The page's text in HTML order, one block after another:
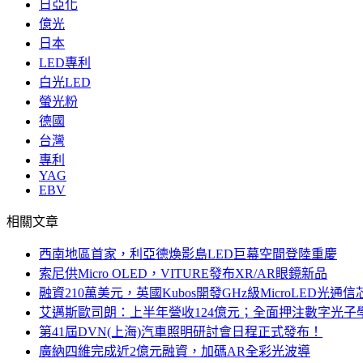
日亞化
億光
日本
LED專利
白光LED
螢光粉
德國
台灣
專利
YAG
EBV
相關文章
西南地區首家，利亞德煥影島LED巨幕空間登陸重慶
索尼供Micro OLED，VITURE發布XR/AR眼鏡新品
融資210萬美元，英國Kubos開發GHz級MicroLED光通信
艾邁斯歐司朗：上半年營收124億元；全面押注數字光子
第41屆DVN(上海)汽車照明研討會日程正式發布！
廣納四維完成近2億元融資，加碼AR全彩光波導